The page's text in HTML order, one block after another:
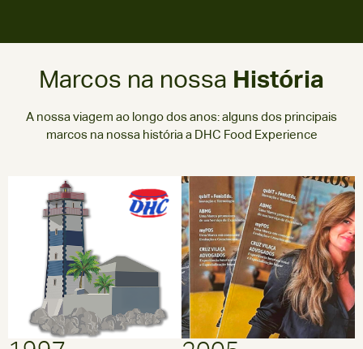
Marcos na nossa História
A nossa viagem ao longo dos anos: alguns dos principais
marcos na nossa história a DHC Food Experience